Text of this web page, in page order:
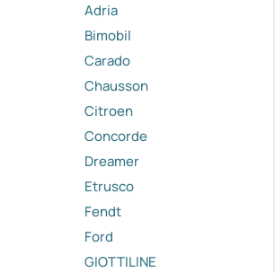
Adria
Bimobil
Carado
Chausson
Citroen
Concorde
Dreamer
Etrusco
Fendt
Ford
GIOTTILINE